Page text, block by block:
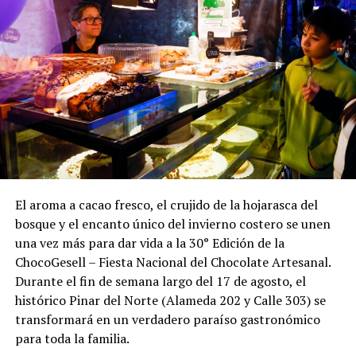
El aroma a cacao fresco, el crujido de la hojarasca del
bosque y el encanto único del invierno costero se unen
una vez más para dar vida a la 30° Edición de la
ChocoGesell – Fiesta Nacional del Chocolate Artesanal.
Durante el fin de semana largo del 17 de agosto, el
histórico Pinar del Norte (Alameda 202 y Calle 303) se
transformará en un verdadero paraíso gastronómico
para toda la familia.